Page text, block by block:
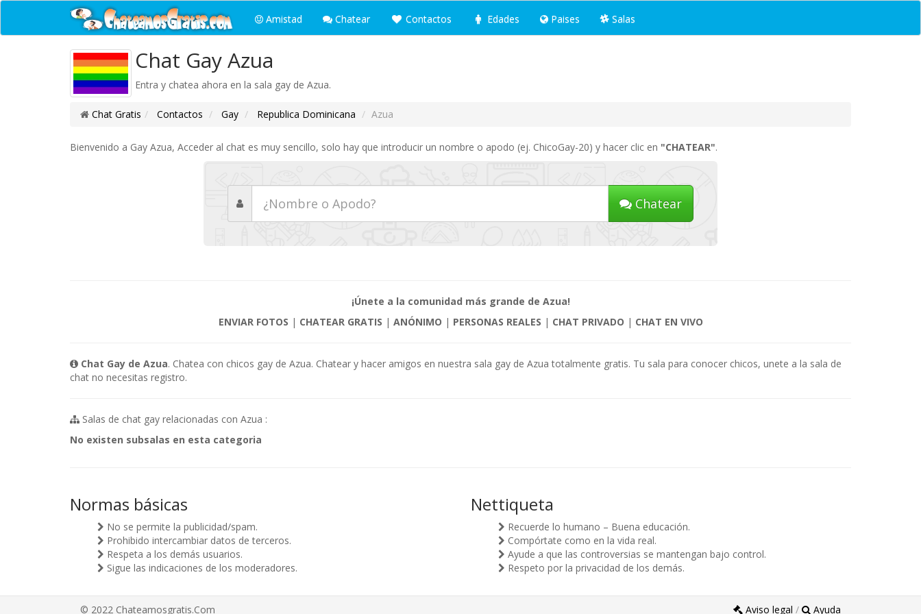
Amistad Chatear Contactos Edades Paises Salas
Chat Gay Azua
Entra y chatea ahora en la sala gay de Azua.
Chat Gratis Contactos Gay Republica Dominicana Azua
Bienvenido a Gay Azua, Acceder al chat es muy sencillo, solo hay que introducir un nombre o apodo (ej. ChicoGay-20) y hacer clic en "CHATEAR".
Chatear
¡Únete a la comunidad más grande de Azua!
ENVIAR FOTOS | CHATEAR GRATIS | ANÓNIMO | PERSONAS REALES | CHAT PRIVADO | CHAT EN VIVO
Chat Gay de Azua. Chatea con chicos gay de Azua. Chatear y hacer amigos en nuestra sala gay de Azua totalmente gratis. Tu sala para conocer chicos, unete a la sala de
chat no necesitas registro.
Salas de chat gay relacionadas con Azua :
No existen subsalas en esta categoria
Normas básicas
No se permite la publicidad/spam.
Prohibido intercambiar datos de terceros.
Respeta a los demás usuarios.
Sigue las indicaciones de los moderadores.
Nettiqueta
Recuerde lo humano – Buena educación.
Compórtate como en la vida real.
Ayude a que las controversias se mantengan bajo control.
Respeto por la privacidad de los demás.
© 2022 Chateamosgratis.Com Aviso legal / Ayuda